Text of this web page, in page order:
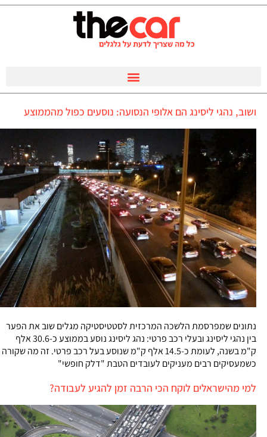
ושוב, נהגי ליסינג הם אלופי הנסועה: נוסעים כפול מהממוצע
נתונים שמפרסמת הלשכה המרכזית לסטטיסטיקה מגלים שוב את הפער
בין נהגי ליסינג ובעלי רכב פרטי: נהג ליסינג נוסע בממוצע כ-30.6 אלף
ק"מ בשנה, לעומת כ-14.5 אלף ק"מ שנוסע בעל רכב פרטי. זה מה שקורה
כשמעסיקים רבים מעניקים לעובדים הטבת "דלק חופשי"
למי מהישראלים לוקח הכי הרבה זמן להגיע לעבודה?